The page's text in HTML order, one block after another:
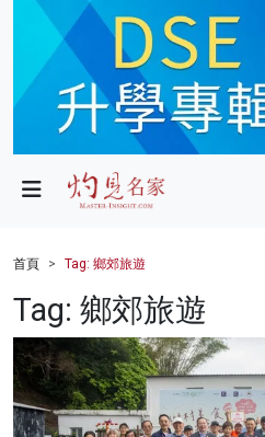
政局
財經
健康
商業
科技
首頁 Tag: 鄉郊旅遊
Tag: 鄉郊旅遊